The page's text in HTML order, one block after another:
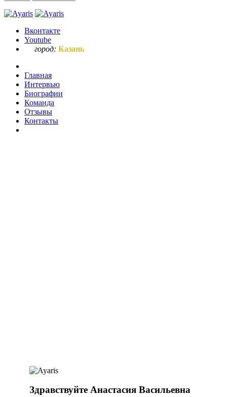
Вконтакте
Youtube
город: Казань
Главная
Интервью
Биографии
Команда
Отзывы
Контакты
Здравствуйте Анастасия Васильевна